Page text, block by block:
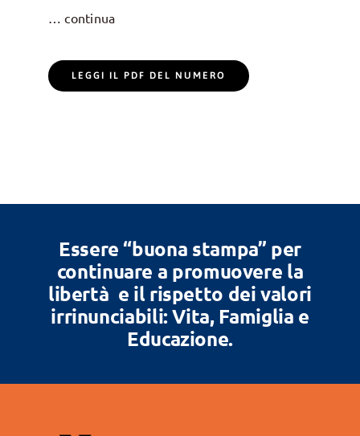
… continua
LEGGI IL PDF DEL NUMERO
Essere “buona stampa” per
continuare a promuovere la
libertà e il rispetto dei valori
irrinunciabili: Vita, Famiglia e
Educazione.